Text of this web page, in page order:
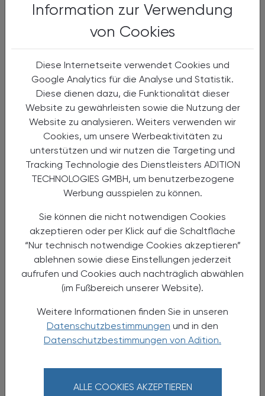
Information zur Verwendung
von Cookies
Diese Internetseite verwendet Cookies und
Google Analytics für die Analyse und Statistik.
Diese dienen dazu, die Funktionalität dieser
Website zu gewährleisten sowie die Nutzung der
Website zu analysieren. Weiters verwenden wir
Cookies, um unsere Werbeaktivitäten zu
unterstützen und wir nutzen die Targeting und
Tracking Technologie des Dienstleisters ADITION
TECHNOLOGIES GMBH, um benutzerbezogene
Werbung ausspielen zu können.
Sie können die nicht notwendigen Cookies
akzeptieren oder per Klick auf die Schaltfläche
“Nur technisch notwendige Cookies akzeptieren”
ablehnen sowie diese Einstellungen jederzeit
aufrufen und Cookies auch nachträglich abwählen
(im Fußbereich unserer Website).
Weitere Informationen finden Sie in unseren
Datenschutzbestimmungen und in den
Datenschutzbestimmungen von Adition.
ALLE COOKIES AKZEPTIEREN
23.03.2026, 19.30 Uhr EVENTS
Typ 2 Diabetes -
Fundiertes Wissen für die Beratung in
Fortbildungsabend (3 AFP)